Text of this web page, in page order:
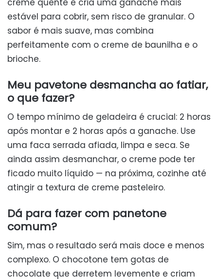
creme quente e cria uma ganache mais
estável para cobrir, sem risco de granular. O
sabor é mais suave, mas combina
perfeitamente com o creme de baunilha e o
brioche.
Meu pavetone desmancha ao fatiar,
o que fazer?
O tempo mínimo de geladeira é crucial: 2 horas
após montar e 2 horas após a ganache. Use
uma faca serrada afiada, limpa e seca. Se
ainda assim desmanchar, o creme pode ter
ficado muito líquido — na próxima, cozinhe até
atingir a textura de creme pasteleiro.
Dá para fazer com panetone
comum?
Sim, mas o resultado será mais doce e menos
complexo. O chocotone tem gotas de
chocolate que derretem levemente e criam